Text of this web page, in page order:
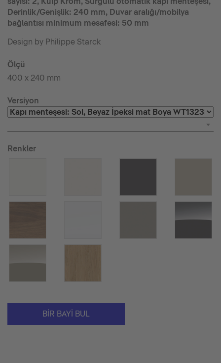
Derinlik/Genişlik: 240 mm, Duvar aralığı/mobilya
bağlantısı minimum mesafesi: 50 mm
Design by Philippe Starck
Ölçü
400 x 240 mm
Versiyon
Renkler
BIR BAYI BUL